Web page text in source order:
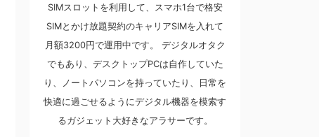
SIMスロットを利用して、スマホ1台で格安
SIMとかけ放題契約のキャリアSIMを入れて
月額3200円で運用中です。 デジタルオタク
でもあり、デスクトップPCは自作していた
り、ノートパソコンを持っていたり、日常を
快適に過ごせるようにデジタル機器を模索す
るガジェット大好きなアラサーです。